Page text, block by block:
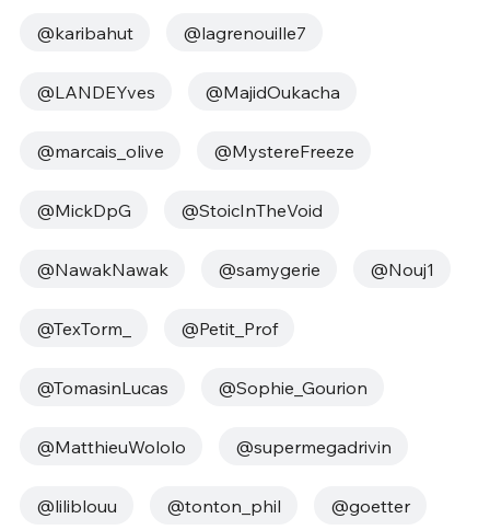
@karibahut @lagrenouille7
@LANDEYves @MajidOukacha
@marcais_olive @MystereFreeze
@MickDpG @StoicInTheVoid
@NawakNawak @samygerie @Nouj1
@TexTorm_ @Petit_Prof
@TomasinLucas @Sophie_Gourion
@MatthieuWololo @supermegadrivin
@liliblouu @tonton_phil @goetter